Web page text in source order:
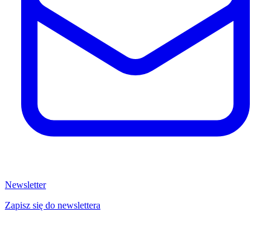
Newsletter
Zapisz się do newslettera